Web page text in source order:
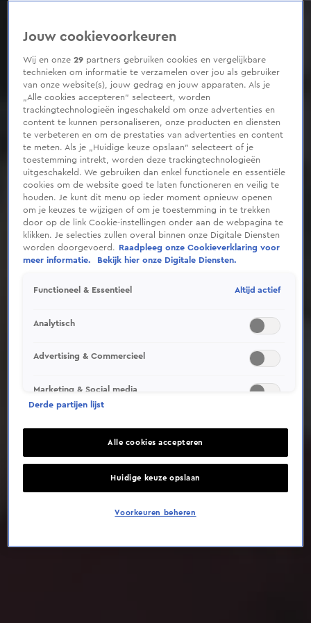
seconds
Deze video is niet beschikbaar op je huidige locatie
Jouw cookievoorkeuren
Wij en onze29 partners gebruiken cookies en vergelijkbare
technieken om informatie te verzamelen over jou als gebruiker
van onze website(s), jouw gedrag en jouw apparaten. Als je
„Alle cookies accepteren” selecteert, worden
trackingtechnologieën ingeschakeld om onze advertenties en
content te kunnen personaliseren, onze producten en diensten
te verbeteren en om de prestaties van advertenties en content
te meten. Als je „Huidige keuze opslaan” selecteert of je
toestemming intrekt, worden deze trackingtechnologieën
uitgeschakeld. We gebruiken dan enkel functionele en essentiële
cookies om de website goed te laten functioneren en veilig te
houden. Je kunt dit menu op ieder moment opnieuw openen
om je keuzes te wijzigen of om je toestemming in te trekken
door op de link Cookie-instellingen onder aan de webpagina te
klikken. Je selecties zullen overal binnen onze Digitale Diensten
worden doorgevoerd.
Raadpleeg onze Cookieverklaring voor
meer informatie.
Bekijk hier onze Digitale Diensten.
Functioneel & Essentieel Altijd actief
Analytisch
Advertising & Commercieel
Marketing & Social media
Derde partijen lijst
Alle cookies accepteren
Huidige keuze opslaan
Voorkeuren beheren